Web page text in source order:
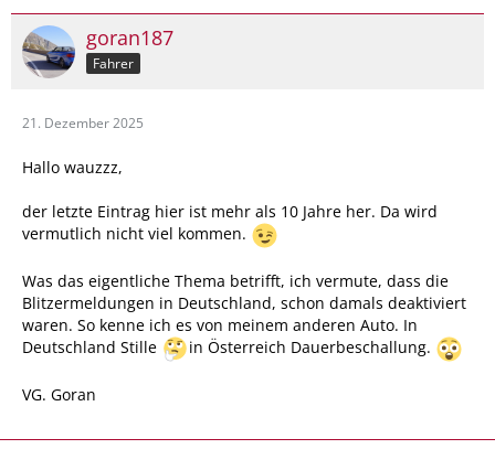
goran187
Fahrer
21. Dezember 2025
Hallo wauzzz,
der letzte Eintrag hier ist mehr als 10 Jahre her. Da wird
vermutlich nicht viel kommen.
Was das eigentliche Thema betrifft, ich vermute, dass die
Blitzermeldungen in Deutschland, schon damals deaktiviert
waren. So kenne ich es von meinem anderen Auto. In
Deutschland Stille
in Österreich Dauerbeschallung.
VG. Goran